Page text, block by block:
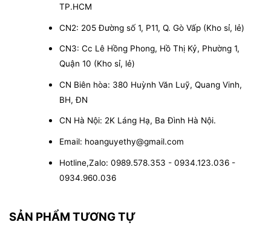
TP.HCM
CN2: 205 Đường số 1, P11, Q. Gò Vấp (Kho sỉ, lẻ)
CN3: Cc Lê Hồng Phong, Hồ Thị Kỷ, Phường 1,
Quận 10 (Kho sỉ, lẻ)
CN Biên hòa: 380 Huỳnh Văn Luỹ, Quang Vinh,
BH, ĐN
CN Hà Nội: 2K Láng Hạ, Ba Đình Hà Nội.
Email: hoanguyethy@gmail.com
Hotline,Zalo: 0989.578.353 - 0934.123.036 -
0934.960.036
SẢN PHẨM TƯƠNG TỰ